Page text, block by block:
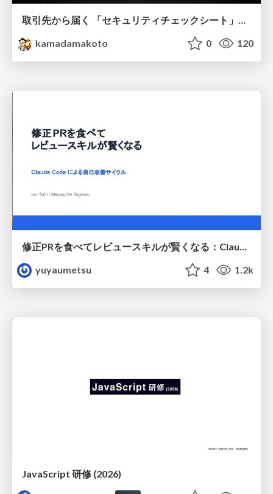
取引先から届く 「セキュリティチェックシート」の読み解き方
kamadamakoto
0 120
修正PRを食べてレビュースキルが賢くなる：Claude Codeによる自己改善サイクル
yuyaumetsu
4 1.2k
JavaScript 研修 (2026)